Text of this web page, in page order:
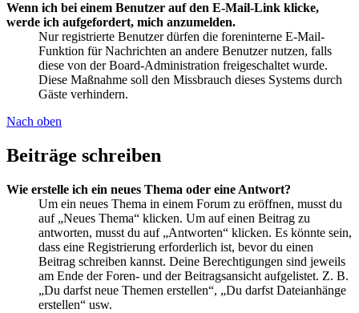
Wenn ich bei einem Benutzer auf den E-Mail-Link klicke,
werde ich aufgefordert, mich anzumelden.
Nur registrierte Benutzer dürfen die foreninterne E-Mail-
Funktion für Nachrichten an andere Benutzer nutzen, falls
diese von der Board-Administration freigeschaltet wurde.
Diese Maßnahme soll den Missbrauch dieses Systems durch
Gäste verhindern.
Nach oben
Beiträge schreiben
Wie erstelle ich ein neues Thema oder eine Antwort?
Um ein neues Thema in einem Forum zu eröffnen, musst du
auf „Neues Thema“ klicken. Um auf einen Beitrag zu
antworten, musst du auf „Antworten“ klicken. Es könnte sein,
dass eine Registrierung erforderlich ist, bevor du einen
Beitrag schreiben kannst. Deine Berechtigungen sind jeweils
am Ende der Foren- und der Beitragsansicht aufgelistet. Z. B.
„Du darfst neue Themen erstellen“, „Du darfst Dateianhänge
erstellen“ usw.